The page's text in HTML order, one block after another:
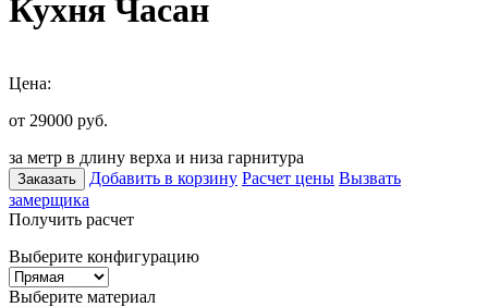
Кухня Часан
Цена:
от 29000 руб.
за метр в длину верха и низа гарнитура
Заказать Добавить в корзину Расчет цены Вызвать
замерщика
Получить расчет
Выберите конфигурацию
Выберите материал